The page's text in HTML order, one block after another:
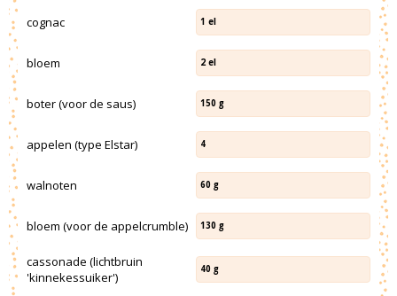
cognac 1 el
bloem 2 el
boter (voor de saus) 150 g
appelen (type Elstar) 4
walnoten 60 g
bloem (voor de appelcrumble) 130 g
cassonade (lichtbruin
'kinnekessuiker')
40 g